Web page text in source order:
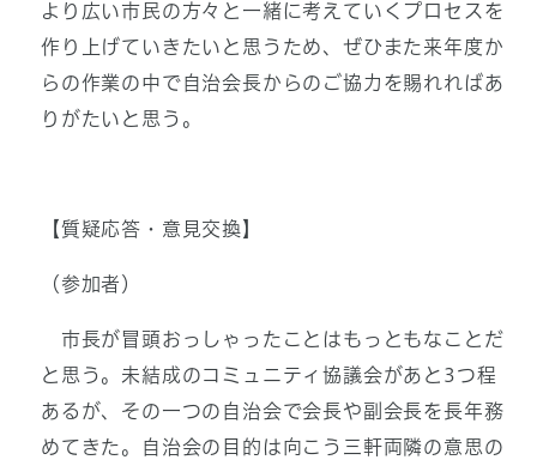
より広い市民の方々と一緒に考えていくプロセスを
作り上げていきたいと思うため、ぜひまた来年度か
らの作業の中で自治会長からのご協力を賜れればあ
りがたいと思う。
【質疑応答・意見交換】
（参加者）
市長が冒頭おっしゃったことはもっともなことだ
と思う。未結成のコミュニティ協議会があと3つ程
あるが、その一つの自治会で会長や副会長を長年務
めてきた。自治会の目的は向こう三軒両隣の意思の